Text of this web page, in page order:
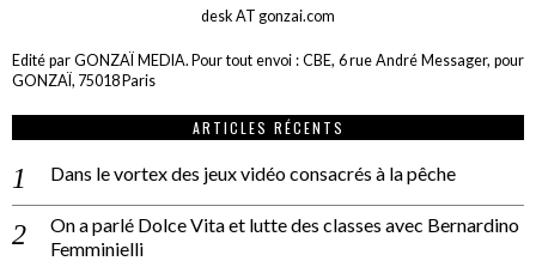
desk AT gonzai.com
Edité par GONZAÏ MEDIA. Pour tout envoi : CBE, 6 rue André Messager, pour
GONZAÏ, 75018 Paris
ARTICLES RÉCENTS
Dans le vortex des jeux vidéo consacrés à la pêche
On a parlé Dolce Vita et lutte des classes avec Bernardino
Femminielli